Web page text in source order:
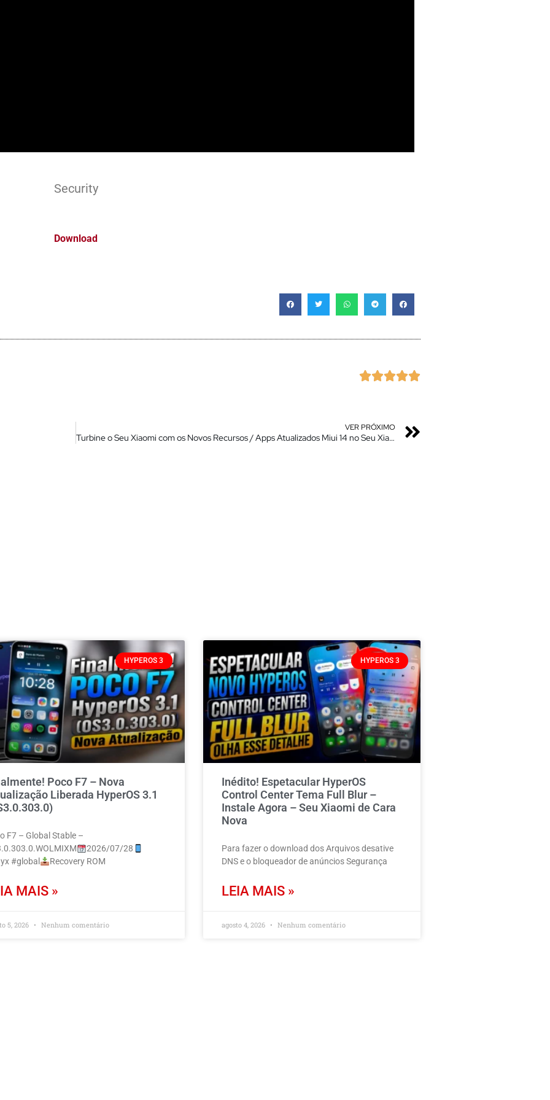
Security
Download

VER PRÓXIMO
Turbine o Seu Xiaomi com os Novos Recursos / Apps Atualizados Miui 14 no Seu Xiaomi
HYPEROS 3
Poco F7 – Nova
Liberada HyperOS 3.1
F7 – Global Stable –
2026/07/28
#global
Recovery ROM
MAIS »
5, 2026 Nenhum comentário
HYPEROS 3
Inédito! Espetacular HyperOS
Control Center Tema Full Blur –
Instale Agora – Seu Xiaomi de Cara
Nova
Para fazer o download dos Arquivos desative
DNS e o bloqueador de anúncios Segurança
LEIA MAIS »
agosto 4, 2026 Nenhum comentário